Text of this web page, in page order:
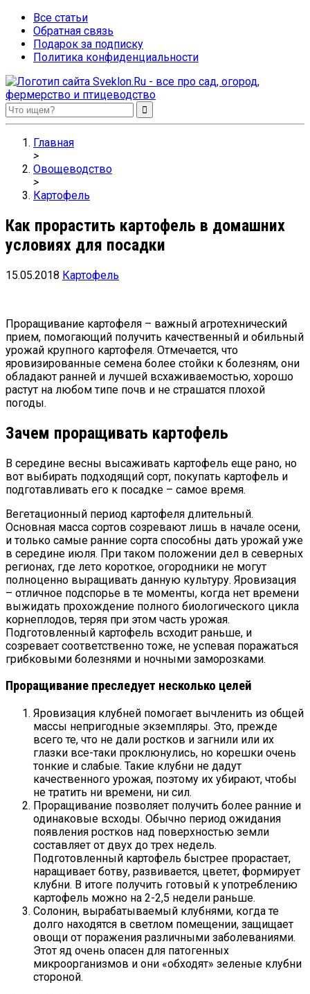
Все статьи
Обратная связь
Подарок за подписку
Политика конфиденциальности
Sveklon.Ru – все про сад, огород, фермерство и птицеводство
Главная
>
Овощеводство
>
Картофель
Как прорастить картофель в домашних
условиях для посадки
15.05.2018 Картофель
Проращивание картофеля – важный агротехнический
прием, помогающий получить качественный и обильный
урожай крупного картофеля. Отмечается, что
яровизированные семена более стойки к болезням, они
обладают ранней и лучшей всхаживаемостью, хорошо
растут на любом типе почв и не страшатся плохой
погоды.
Зачем проращивать картофель
В середине весны высаживать картофель еще рано, но
вот выбирать подходящий сорт, покупать картофель и
подготавливать его к посадке – самое время.
Вегетационный период картофеля длительный.
Основная масса сортов созревают лишь в начале осени,
и только самые ранние сорта способны дать урожай уже
в середине июля. При таком положении дел в северных
регионах, где лето короткое, огородники не могут
полноценно выращивать данную культуру. Яровизация
– отличное подспорье в те моменты, когда нет времени
выжидать прохождение полного биологического цикла
корнеплодов, теряя при этом часть урожая.
Подготовленный картофель всходит раньше, и
созревает соответственно тоже, не успевая поражаться
грибковыми болезнями и ночными заморозками.
Проращивание преследует несколько целей
Яровизация клубней помогает вычленить из общей
массы непригодные экземпляры. Это, прежде
всего те, что не дали ростков и загнили или их
глазки все-таки проклюнулись, но корешки очень
тонкие и слабые. Такие клубни не дадут
качественного урожая, поэтому их убирают, чтобы
не тратить ни времени, ни сил.
Проращивание позволяет получить более ранние и
одинаковые всходы. Обычно период ожидания
появления ростков над поверхностью земли
составляет от двух до трех недель.
Подготовленный картофель быстрее прорастает,
наращивает ботву, развивается, цветет, формирует
клубни. В итоге получить готовый к употреблению
картофель можно на 2-2,5 недели раньше.
Солонин, вырабатываемый клубнями, когда те
долго находятся в светлом помещении, защищает
овощи от поражения различными заболеваниями.
Этот яд очень опасен для патогенных
микроорганизмов и они «обходят» зеленые клубни
стороной.